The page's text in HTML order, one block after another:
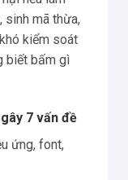
mã thừa,
kiểm soát
biết bấm gì
7 vấn đề
ứng, font,